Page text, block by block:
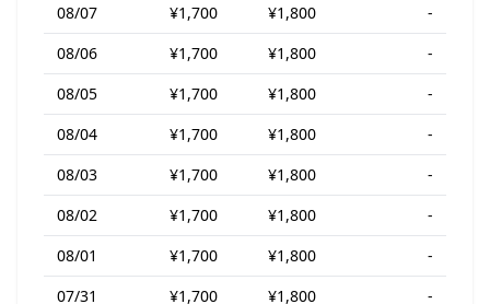
08/07
¥1,700 ¥1,800
-
08/06
¥1,700 ¥1,800
-
08/05
¥1,700 ¥1,800
-
08/04
¥1,700 ¥1,800
-
08/03
¥1,700 ¥1,800
-
08/02
¥1,700 ¥1,800
-
08/01
¥1,700 ¥1,800
-
07/31
¥1,700 ¥1,800 -